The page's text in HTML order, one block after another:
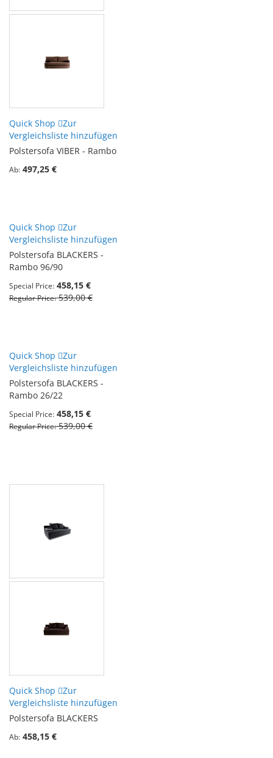
Quick Shop
Zur
Vergleichsliste hinzufügen
Polstersofa VIBER - Rambo
Ab 497,25 €
Quick Shop
Zur
Vergleichsliste hinzufügen
Polstersofa BLACKERS -
Rambo 96/90
Special Price 458,15 €
Regular Price 539,00 €
Quick Shop
Zur
Vergleichsliste hinzufügen
Polstersofa BLACKERS -
Rambo 26/22
Special Price 458,15 €
Regular Price 539,00 €
Quick Shop
Zur
Vergleichsliste hinzufügen
Polstersofa BLACKERS
Ab 458,15 €